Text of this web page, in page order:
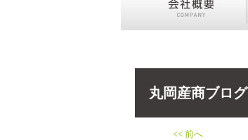
丸岡産商ブログ
<< 前へ